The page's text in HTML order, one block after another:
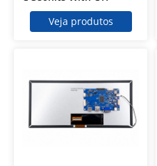
Veja produtos